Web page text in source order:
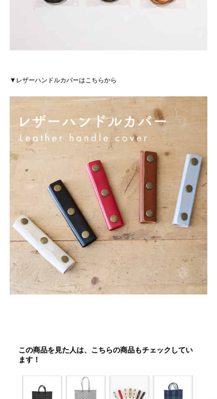
▼レザーハンドルカバーはこちらから
この商品を見た人は、こちらの商品もチェックしてい
ます！